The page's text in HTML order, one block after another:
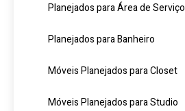
Planejados para Área de Serviço
Planejados para Banheiro
Móveis Planejados para Closet
Móveis Planejados para Studio